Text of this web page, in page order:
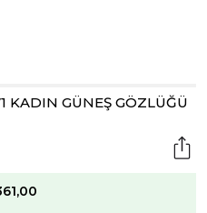
KADIN GÜNEŞ GÖZLÜĞÜ